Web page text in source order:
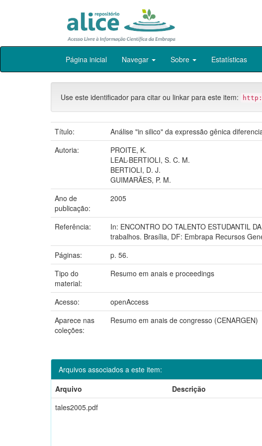
Skip
Página inicial Navegar Sobre Estatísticas
Use este identificador para citar ou linkar para este item:
Título:
Análise "in silico" da expressão gênica
Autoria:
PROITE, K.
LEAL-BERTIOLI, S. C. M.
BERTIOLI, D. J.
GUIMARÃES, P. M.
Ano de
publicação:
2005
Referência:
In: ENCONTRO DO TALENTO ESTUDANTIL
trabalhos. Brasília, DF: Embrapa Recursos
Páginas:
p. 56.
Tipo do
material:
Resumo em anais e proceedings
Acesso:
openAccess
Aparece nas
coleções:
Resumo em anais de congresso (CENARGEN)
Arquivos associados a este item:
Arquivo
Descrição
tales2005.pdf